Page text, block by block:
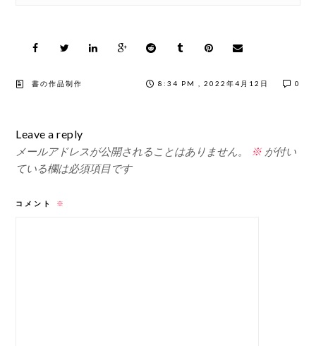
書の作品制作 8:34 PM , 2022年4月12日 0
Leave a reply
メールアドレスが公開されることはありません。 ※が付い
ている欄は必須項目です
コメント ※